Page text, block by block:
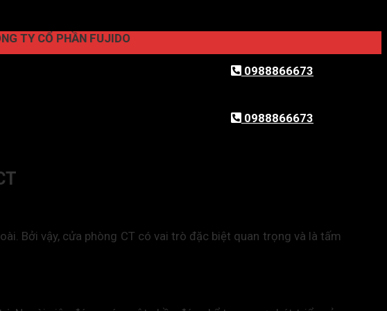
PHẦN FUJIDO
0988866673
0988866673
Bởi vậy, cửa phòng CT có vai trò đặc biệt quan trọng và là tấm